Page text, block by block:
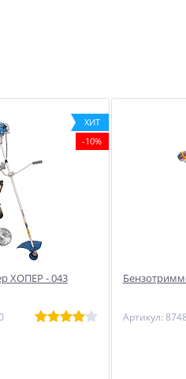
ХИТ
-10%
ХОПЕР - 043
Артикул: